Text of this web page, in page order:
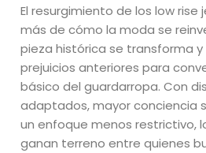
El resurgimiento de los low rise
más de cómo la moda se
pieza histórica se transforma y
prejuicios anteriores para
básico del guardarropa. Con
adaptados, mayor conciencia
un enfoque menos restrictivo,
ganan terreno entre quienes